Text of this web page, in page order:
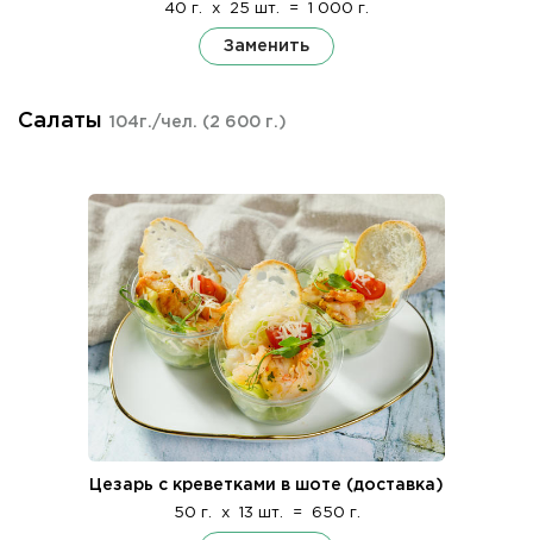
40 г. x 25 шт. = 1 000 г.
Заменить
Салаты 104г./чел. (2 600 г.)
Цезарь с креветками в шоте (доставка)
50 г. x 13 шт. = 650 г.